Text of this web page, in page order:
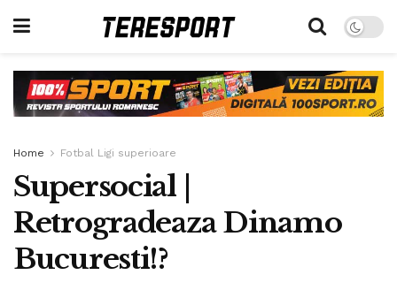
Home Fotbal Ligi superioare
Supersocial |
Retrogradeaza Dinamo
Bucuresti!?